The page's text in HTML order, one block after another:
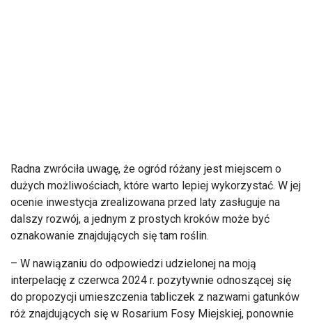
Radna zwróciła uwagę, że ogród różany jest miejscem o
dużych możliwościach, które warto lepiej wykorzystać. W jej
ocenie inwestycja zrealizowana przed laty zasługuje na
dalszy rozwój, a jednym z prostych kroków może być
oznakowanie znajdujących się tam roślin.
– W nawiązaniu do odpowiedzi udzielonej na moją
interpelację z czerwca 2024 r. pozytywnie odnoszącej się
do propozycji umieszczenia tabliczek z nazwami gatunków
róż znajdujących się w Rosarium Fosy Miejskiej, ponownie